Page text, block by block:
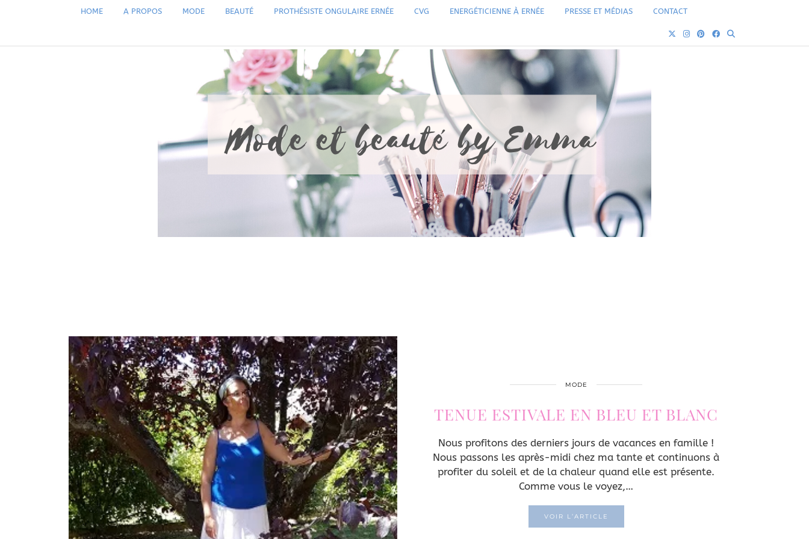
HOME A PROPOS MODE BEAUTÉ PROTHÉSISTE ONGULAIRE ERNÉE CVG ENERGÉTICIENNE À ERNÉE PRESSE ET MÉDIAS CONTACT
MODE
TENUE ESTIVALE EN BLEU ET BLANC
Nous profitons des derniers jours de vacances en famille !
Nous passons les après-midi chez ma tante et continuons à
profiter du soleil et de la chaleur quand elle est présente.
Comme vous le voyez,…
VOIR L’ARTICLE